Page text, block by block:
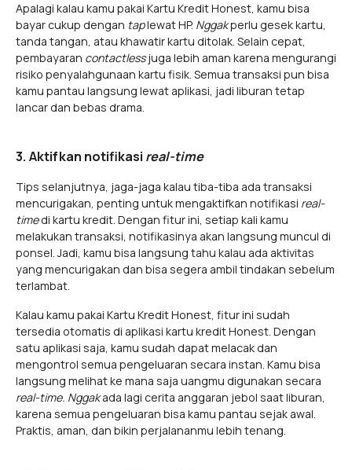
Apalagi kalau kamu pakai Kartu Kredit Honest, kamu bisa
bayar cukup dengan taplewat HP. Nggakperlu gesek kartu,
tanda tangan, atau khawatir kartu ditolak. Selain cepat,
pembayaran contactlessjuga lebih aman karena mengurangi
risiko penyalahgunaan kartu fisik. Semua transaksi pun bisa
kamu pantau langsung lewat aplikasi, jadi liburan tetap
lancar dan bebas drama.
3. Aktifkan notifikasi real-time
Tips selanjutnya, jaga-jaga kalau tiba-tiba ada transaksi
mencurigakan, penting untuk mengaktifkan notifikasi real-
timedi kartu kredit. Dengan fitur ini, setiap kali kamu
melakukan transaksi, notifikasinya akan langsung muncul di
ponsel. Jadi, kamu bisa langsung tahu kalau ada aktivitas
yang mencurigakan dan bisa segera ambil tindakan sebelum
terlambat.
Kalau kamu pakai Kartu Kredit Honest, fitur ini sudah
tersedia otomatis di aplikasi kartu kredit Honest. Dengan
satu aplikasi saja, kamu sudah dapat melacak dan
mengontrol semua pengeluaran secara instan. Kamu bisa
langsung melihat ke mana saja uangmu digunakan secara
real-time. Nggakada lagi cerita anggaran jebol saat liburan,
karena semua pengeluaran bisa kamu pantau sejak awal.
Praktis, aman, dan bikin perjalananmu lebih tenang.